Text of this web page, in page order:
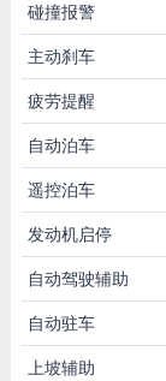
碰撞报警
主动刹车
疲劳提醒
自动泊车
遥控泊车
发动机启停
自动驾驶辅助
自动驻车
上坡辅助